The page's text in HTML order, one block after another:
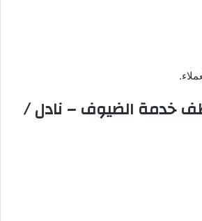
خدمة الضيوف – نادل /